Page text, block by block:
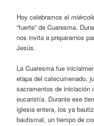
Hoy celebramos el
“fuerte” de Cuaresma.
nos invita a prepararnos
Jesús.
La Cuaresma fue
etapa del catecumenado,
sacramentos de iniciación
eucaristía. Durante ese
iglesia entera, los ya
bautismal, un tiempo de